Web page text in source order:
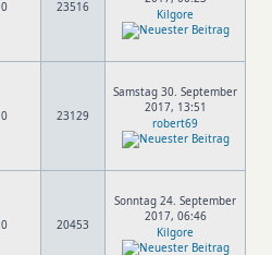
0 23516
Kilgore
0 23129
Samstag 30. September
2017, 13:51
robert69
0 20453
Sonntag 24. September
2017, 06:46
Kilgore